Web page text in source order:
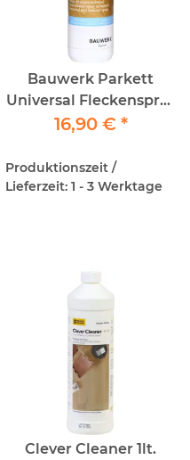
Bauwerk Parkett
Universal Fleckenspray
150ml
16,90 € *
Produktionszeit /
Lieferzeit: 1 - 3 Werktage
Clever Cleaner 1lt.